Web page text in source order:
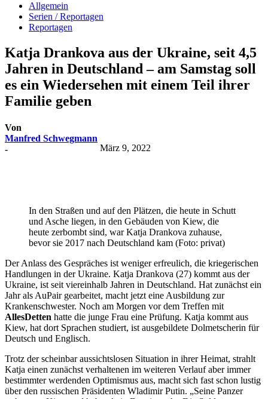
Allgemein
Serien / Reportagen
Reportagen
Katja Drankova aus der Ukraine, seit 4,5
Jahren in Deutschland – am Samstag soll
es ein Wiedersehen mit einem Teil ihrer
Familie geben
Von
Manfred Schwegmann
-
März 9, 2022
In den Straßen und auf den Plätzen, die heute in Schutt
und Asche liegen, in den Gebäuden von Kiew, die
heute zerbombt sind, war Katja Drankova zuhause,
bevor sie 2017 nach Deutschland kam (Foto: privat)
Der Anlass des Gespräches ist weniger erfreulich, die kriegerischen
Handlungen in der Ukraine. Katja Drankova (27) kommt aus der
Ukraine, ist seit viereinhalb Jahren in Deutschland. Hat zunächst ein
Jahr als AuPair gearbeitet, macht jetzt eine Ausbildung zur
Krankenschwester. Noch am Morgen vor dem Treffen mit
AllesDetten hatte die junge Frau eine Prüfung. Katja kommt aus
Kiew, hat dort Sprachen studiert, ist ausgebildete Dolmetscherin für
Deutsch und Englisch.
Trotz der scheinbar aussichtslosen Situation in ihrer Heimat, strahlt
Katja einen zunächst verhaltenen im weiteren Verlauf aber immer
bestimmter werdenden Optimismus aus, macht sich fast schon lustig
über den russischen Präsidenten Wladimir Putin. „Seine Panzer